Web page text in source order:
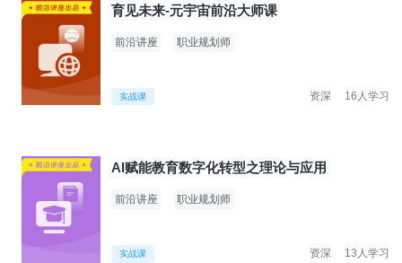
育见未来-元宇宙前沿大师课
前沿讲座 职业规划师
实战课 16人学习
资深
AI赋能教育数字化转型之理论与应用
前沿讲座 职业规划师
实战课 13人学习
资深